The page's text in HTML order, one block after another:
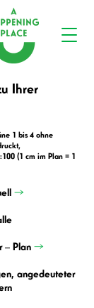
Ihrer
1 bis 4 ohne
(1 cm im Plan = 1
→
– Plan →
angedeuteter